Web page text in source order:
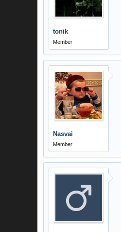
tonik
Member
Nasvai
Member